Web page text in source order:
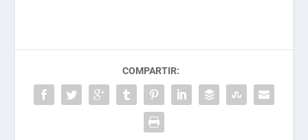
COMPARTIR: